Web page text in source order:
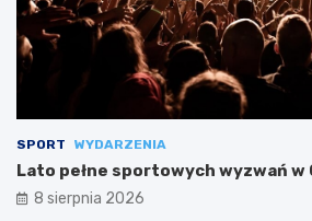
SPORT WYDARZENIA
Lato pełne sportowych wyzwań w
8 sierpnia 2026